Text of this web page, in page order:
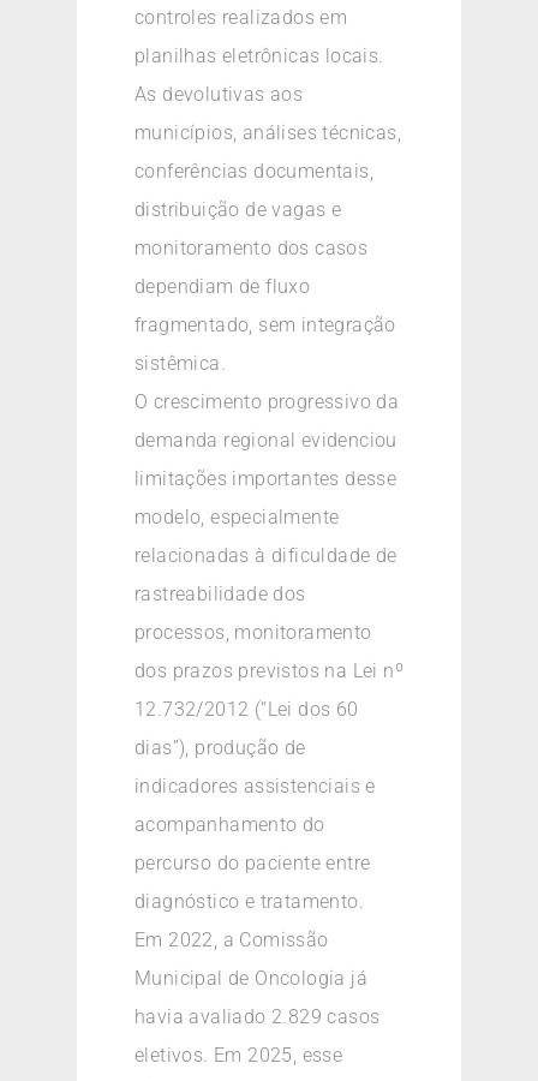
controles realizados em
planilhas eletrônicas locais.
As devolutivas aos
municípios, análises técnicas,
conferências documentais,
distribuição de vagas e
monitoramento dos casos
dependiam de fluxo
fragmentado, sem integração
sistêmica.
O crescimento progressivo da
demanda regional evidenciou
limitações importantes desse
modelo, especialmente
relacionadas à dificuldade de
rastreabilidade dos
processos, monitoramento
dos prazos previstos na Lei nº
12.732/2012 (“Lei dos 60
dias”), produção de
indicadores assistenciais e
acompanhamento do
percurso do paciente entre
diagnóstico e tratamento.
Em 2022, a Comissão
Municipal de Oncologia já
havia avaliado 2.829 casos
eletivos. Em 2025, esse